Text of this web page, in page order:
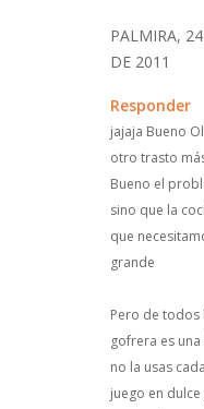
PALMIRA,
DE 2011
Responder
jajaja Bueno
otro trasto
Bueno el
sino que la
que
grande
Pero de todos
gofrera es
no la usas
juego en